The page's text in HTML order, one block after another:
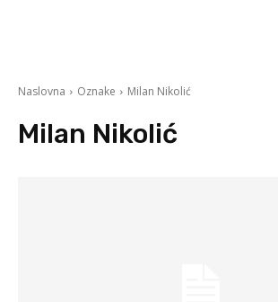
Naslovna Oznake Milan Nikolić
Milan Nikolić